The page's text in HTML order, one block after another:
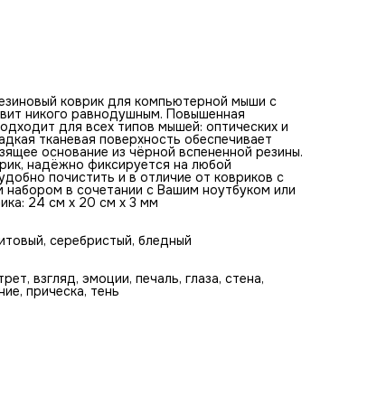
коврик для компьютерной мыши с
никого равнодушным. Повышенная
для всех типов мышей: оптических и
тканевая поверхность обеспечивает
основание из чёрной вспененной резины.
надёжно фиксируется на любой
почистить и в отличие от ковриков с
в сочетании с Вашим ноутбуком или
24 см x 20 см x 3 мм
серебристый, бледный
взгляд, эмоции, печаль, глаза, стена,
прическа, тень